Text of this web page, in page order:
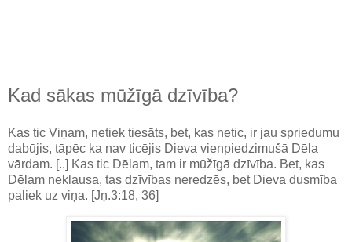
Kad sākas mūžīgā dzīvība?
Kas tic Viņam, netiek tiesāts, bet, kas netic, ir jau spriedumu
dabūjis, tāpēc ka nav ticējis Dieva vienpiedzimušā Dēla
vārdam. [..] Kas tic Dēlam, tam ir mūžīgā dzīvība. Bet, kas
Dēlam neklausa, tas dzīvības neredzēs, bet Dieva dusmība
paliek uz viņa. [Jņ.3:18, 36]